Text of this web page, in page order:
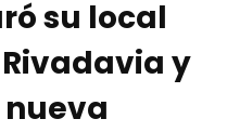
su local
y